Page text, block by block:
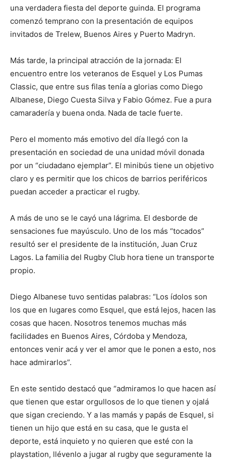
una verdadera fiesta del deporte guinda. El programa
comenzó temprano con la presentación de equipos
invitados de Trelew, Buenos Aires y Puerto Madryn.
Más tarde, la principal atracción de la jornada: El
encuentro entre los veteranos de Esquel y Los Pumas
Classic, que entre sus filas tenía a glorias como Diego
Albanese, Diego Cuesta Silva y Fabio Gómez. Fue a pura
camaradería y buena onda. Nada de tacle fuerte.
Pero el momento más emotivo del día llegó con la
presentación en sociedad de una unidad móvil donada
por un “ciudadano ejemplar”. El minibús tiene un objetivo
claro y es permitir que los chicos de barrios periféricos
puedan acceder a practicar el rugby.
A más de uno se le cayó una lágrima. El desborde de
sensaciones fue mayúsculo. Uno de los más “tocados”
resultó ser el presidente de la institución, Juan Cruz
Lagos. La familia del Rugby Club hora tiene un transporte
propio.
Diego Albanese tuvo sentidas palabras: “Los ídolos son
los que en lugares como Esquel, que está lejos, hacen las
cosas que hacen. Nosotros tenemos muchas más
facilidades en Buenos Aires, Córdoba y Mendoza,
entonces venir acá y ver el amor que le ponen a esto, nos
hace admirarlos”.
En este sentido destacó que “admiramos lo que hacen así
que tienen que estar orgullosos de lo que tienen y ojalá
que sigan creciendo. Y a las mamás y papás de Esquel, si
tienen un hijo que está en su casa, que le gusta el
deporte, está inquieto y no quieren que esté con la
playstation, llévenlo a jugar al rugby que seguramente la